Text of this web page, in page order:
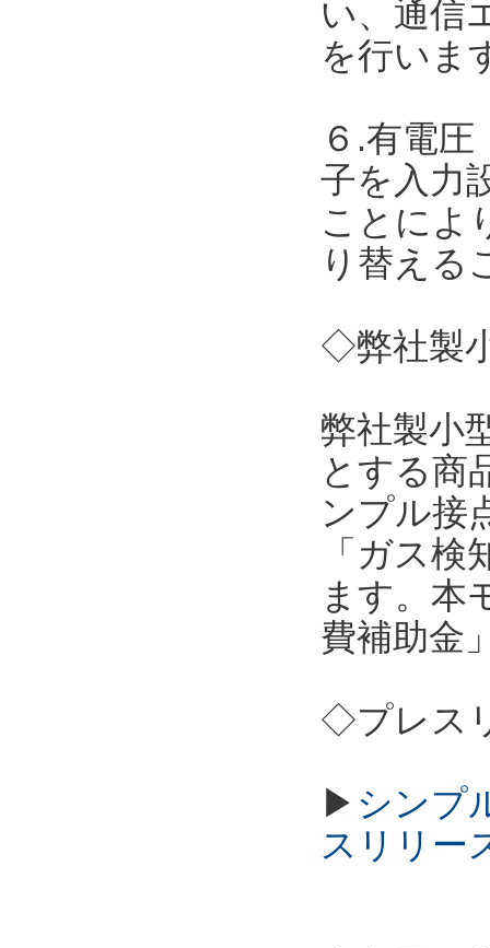
い、通信
を行いま
６.有電
子を入力
ことによ
り替える
◇弊社製
弊社製小
とする商
ンプル接
「ガス
ます。本
費補助金
◇プレス
▶ シンプ
スリリー